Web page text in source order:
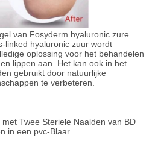
van Fosyderm hyaluronic zure
linked hyaluronic zuur wordt
oplossing voor het behandelen
lippen aan. Het kan ook in het
gebruikt door natuurlijke
te verbeteren.
Twee Steriele Naalden van BD
in een pvc-Blaar.